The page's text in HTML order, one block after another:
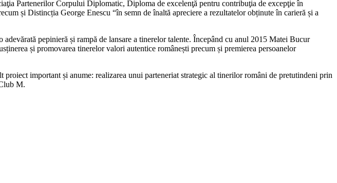
Partenerilor Corpului Diplomatic, Diploma de excelenţă pentru contribuţia de excepţie în
și Distincția George Enescu “în semn de înaltă apreciere a rezultatelor obținute în carieră și a
pepinieră și rampă de lansare a tinerelor talente. Începând cu anul 2015 Matei Bucur
și promovarea tinerelor valori autentice românești precum și premierea persoanelor
important și anume: realizarea unui parteneriat strategic al tinerilor români de pretutindeni prin
M.